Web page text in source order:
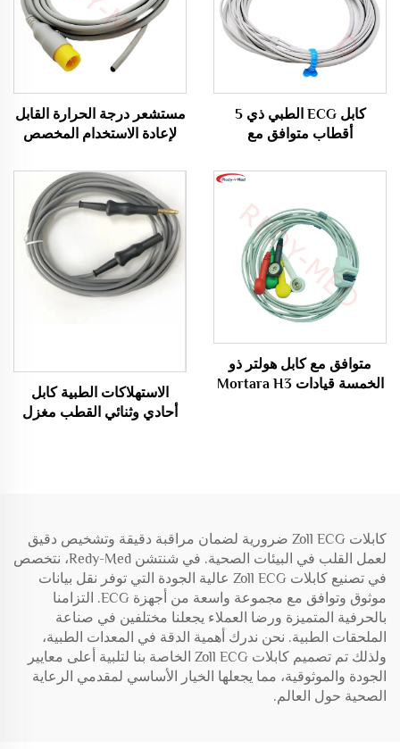
كابل ECG الطبي ذي 5
أقطاب متوافق مع
وفقًا لمعايير AHA
مستشعر درجة الحرارة القابل
لإعادة الاستخدام المخصص
Comen والمطلوب بشدة
متوافق مع كابل هولتر ذو
الخمسة قيادات Mortara H3
الاستهلاكات الطبية كابل
أحادي وثنائي القطب مغزل
كابلات Zoll ECG ضرورية لضمان مراقبة دقيقة وتشخيص دقيق
لعمل القلب في البيئات الصحية. في شنتشن Redy-Med، نتخصص
في تصنيع كابلات Zoll ECG عالية الجودة التي توفر نقل بيانات
موثوق وتوافق مع مجموعة واسعة من أجهزة ECG. التزامنا
بالحرفية المتميزة ورضا العملاء يجعلنا مختلفين في صناعة
الملحقات الطبية. نحن ندرك أهمية الدقة في المعدات الطبية،
ولذلك تم تصميم كابلات Zoll ECG الخاصة بنا لتلبية أعلى معايير
الجودة والموثوقية، مما يجعلها الخيار الأساسي لمقدمي الرعاية
الصحية حول العالم.